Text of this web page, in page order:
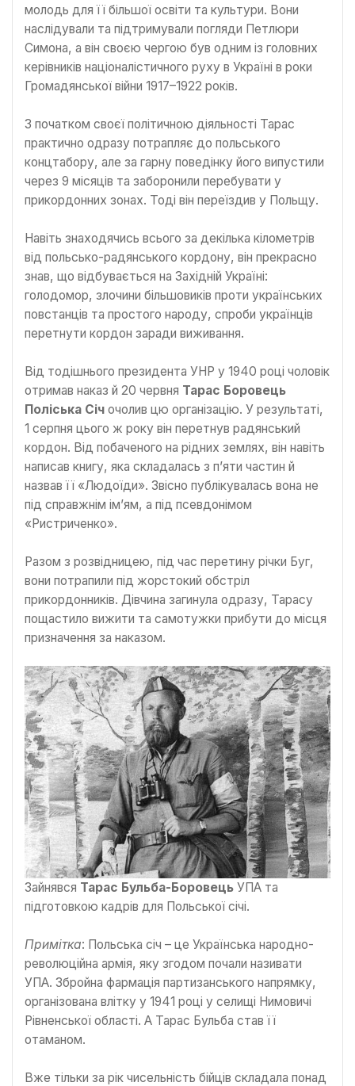
молодь для її більшої освіти та культури. Вони
наслідували та підтримували погляди Петлюри
Симона, а він своєю чергою був одним із головних
керівників націоналістичного руху в Україні в роки
Громадянської війни 1917–1922 років.
З початком своєї політичною діяльності Тарас
практично одразу потрапляє до польського
концтабору, але за гарну поведінку його випустили
через 9 місяців та заборонили перебувати у
прикордонних зонах. Тоді він переїздив у Польщу.
Навіть знаходячись всього за декілька кілометрів
від польсько-радянського кордону, він прекрасно
знав, що відбувається на Західній Україні:
голодомор, злочини більшовиків проти українських
повстанців та простого народу, спроби українців
перетнути кордон заради виживання.
Від тодішнього президента УНР у 1940 році чоловік
отримав наказ й 20 червня Тарас Боровець
Поліська Січ очолив цю організацію. У результаті,
1 серпня цього ж року він перетнув радянський
кордон. Від побаченого на рідних землях, він навіть
написав книгу, яка складалась з п’яти частин й
назвав її «Людоїди». Звісно публікувалась вона не
під справжнім ім’ям, а під псевдонімом
«Ристриченко».
Разом з розвідницею, під час перетину річки Буг,
вони потрапили під жорстокий обстріл
прикордонників. Дівчина загинула одразу, Тарасу
пощастило вижити та самотужки прибути до місця
призначення за наказом.
Зайнявся Тарас Бульба-Боровець УПА та
підготовкою кадрів для Польської січі.
Примітка: Польська січ – це Українська народно-
революційна армія, яку згодом почали називати
УПА. Збройна фармація партизанського напрямку,
організована влітку у 1941 році у селищі Нимовичі
Рівненської області. А Тарас Бульба став її
отаманом.
Вже тільки за рік чисельність бійців складала понад